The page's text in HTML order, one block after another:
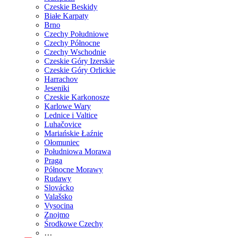
Czeskie Beskidy
Białe Karpaty
Brno
Czechy Południowe
Czechy Północne
Czechy Wschodnie
Czeskie Góry Izerskie
Czeskie Góry Orlickie
Harrachov
Jeseniki
Czeskie Karkonosze
Karlowe Wary
Lednice i Valtice
Luhačovice
Mariańskie Łaźnie
Ołomuniec
Południowa Morawa
Praga
Północne Morawy
Rudawy
Slovácko
Valašsko
Vysocina
Znojmo
Środkowe Czechy
…